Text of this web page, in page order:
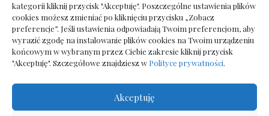
kategorii kliknij przycisk "Akceptuję". Poszczególne ustawienia plików
cookies możesz zmieniać po kliknięciu przycisku „Zobacz
preferencje”. Jeśli ustawienia odpowiadają Twoim preferencjom, aby
wyrazić zgodę na instalowanie plików cookies na Twoim urządzeniu
końcowym w wybranym przez Ciebie zakresie kliknij przycisk
"Akceptuję". Szczegółowe znajdziesz w Polityce prywatności.
Akceptuję